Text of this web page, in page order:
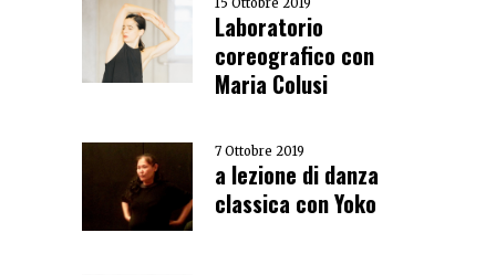
15 Ottobre 2019
Laboratorio
coreografico con
Maria Colusi
7 Ottobre 2019
a lezione di danza
classica con Yoko